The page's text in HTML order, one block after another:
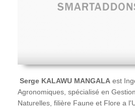
Serge KALAWU MANGALA est
Agronomiques, spécialisé en
Naturelles, filière Faune et Flore a